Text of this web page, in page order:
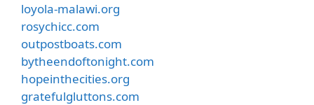
loyola-malawi.org
rosychicc.com
outpostboats.com
bytheendoftonight.com
hopeinthecities.org
gratefulgluttons.com